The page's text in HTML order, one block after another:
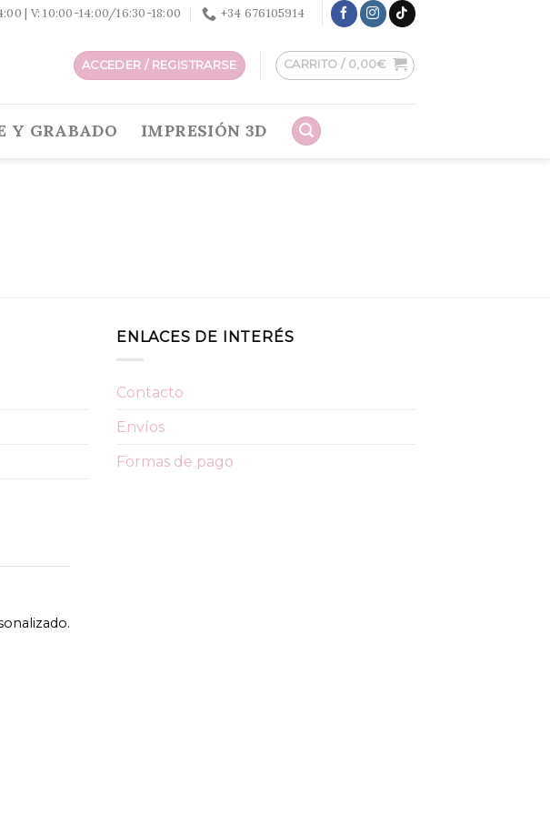
| V: 10:00-14:00/16:30-18:00 +34 676105914
ACCEDER / REGISTRARSE CARRITO / 0,00€
Y GRABADO IMPRESIÓN 3D
ENLACES DE INTERÉS
Contacto
Envíos
Formas de pago